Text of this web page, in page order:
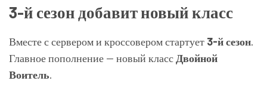
3-й сезон добавит новый класс
Вместе с сервером и кроссовером стартует 3-й сезон.
Главное пополнение — новый классДвойной
Воитель.